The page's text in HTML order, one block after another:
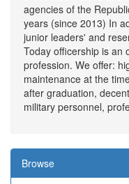
agencies of the
years (since 2013) In
junior leaders' and
Today officership is an
profession. We offer:
maintenance at the
after graduation,
military personnel,
Browse